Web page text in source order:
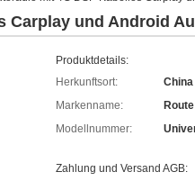
Carplay und Android
Produktdetails:
Herkunftsort:
China
Markenname:
Route
Modellnummer:
Zahlung und Versand AGB: